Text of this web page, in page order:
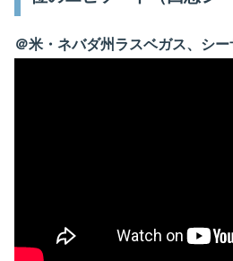
＠米・ネバダ州ラスベガス、シ